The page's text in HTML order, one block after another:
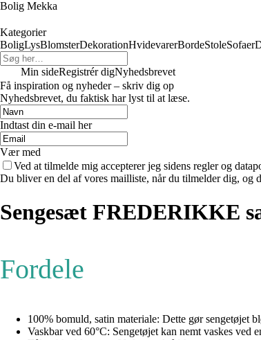
Bolig Mekka
Kategorier
BoligLysBlomsterDekorationHvidevarerBordeStoleSofaer
Min sideRegistrér digNyhedsbrevet
Få inspiration og nyheder – skriv dig op
Nyhedsbrevet, du faktisk har lyst til at læse.
Indtast din e-mail her
Vær med
Ved at tilmelde mig accepterer jeg sidens regler og
Du bliver en del af vores mailliste, når du tilmelder dig, og
Sengesæt FREDERIKKE
Fordele
100% bomuld, satin materiale: Dette gør sengetøjet
Vaskbar ved 60°C: Sengetøjet kan nemt vaskes